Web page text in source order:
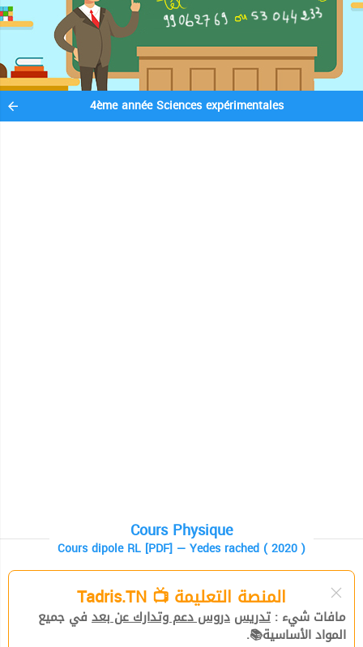
4ème année Sciences expérimentales
Cours Physique
Cours dipole RL [PDF] — Yedes rached ( 2020 )
المنصة التعليمة 📺 Tadris.TN
مافات شيء : تدريس دروس دعم وتدارك عن بعد في جميع
المواد الأساسية📚.